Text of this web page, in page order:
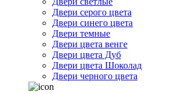
Двери серого цвета
Двери синего цвета
Двери темные
Двери цвета венге
Двери цвета Дуб
Двери цвета Шоколад
Двери черного цвета